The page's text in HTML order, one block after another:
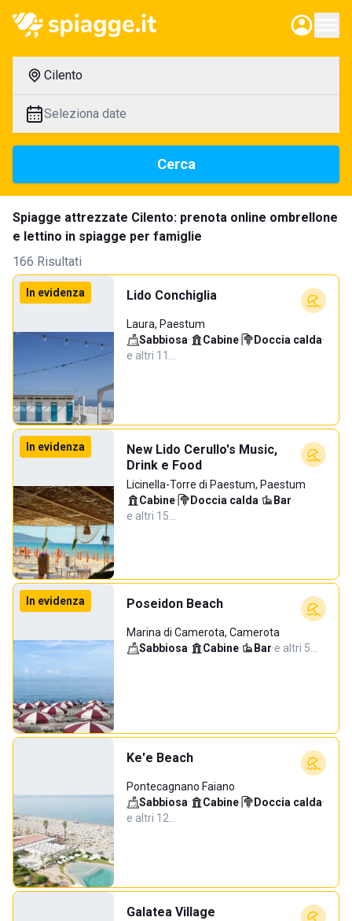
Cilento
Seleziona date
Cerca
Spiagge attrezzate Cilento: prenota online ombrellone
e lettino in spiagge per famiglie
166 Risultati
In evidenza Lido Conchiglia
Laura, Paestum
Sabbiosa· Cabine· Doccia calda·
e altri 11…
In evidenza
New Lido Cerullo's Music,
Drink e Food
Licinella-Torre di Paestum, Paestum
Cabine· Doccia calda· Bar·
e altri 15…
In evidenza Poseidon Beach
Marina di Camerota, Camerota
Sabbiosa· Cabine· Bar·e altri 5…
Ke'e Beach
Pontecagnano Faiano
Sabbiosa· Cabine· Doccia calda·
e altri 12…
Galatea Village